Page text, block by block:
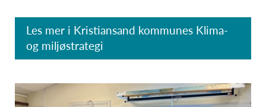
Les mer i Kristiansand kommunes Klima-
og miljøstrategi